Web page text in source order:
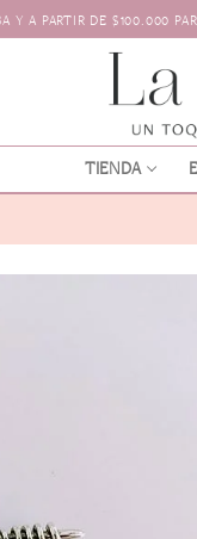
A PARTIR DE $100.000
TIENDA